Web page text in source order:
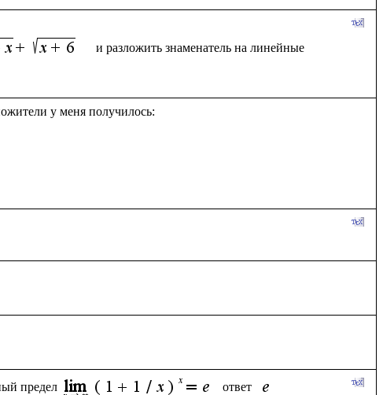
  и разложить знаменатель на линейные
у меня получилось:
предел ответ